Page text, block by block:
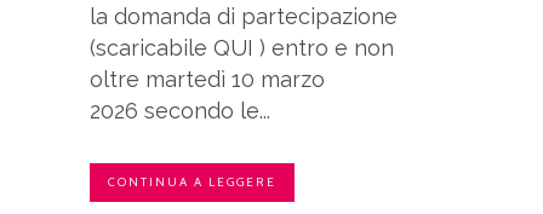
la domanda di partecipazione
(scaricabile QUI ) entro e non
oltre martedì 10 marzo
2026 secondo le...
CONTINUA A LEGGERE